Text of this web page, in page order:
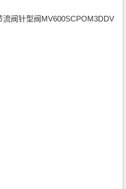
流阀针型阀MV600SCPOM3DDV